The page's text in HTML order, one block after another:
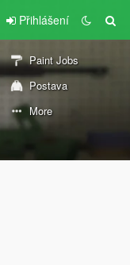
Přihlášení
Paint Jobs
Postava
More